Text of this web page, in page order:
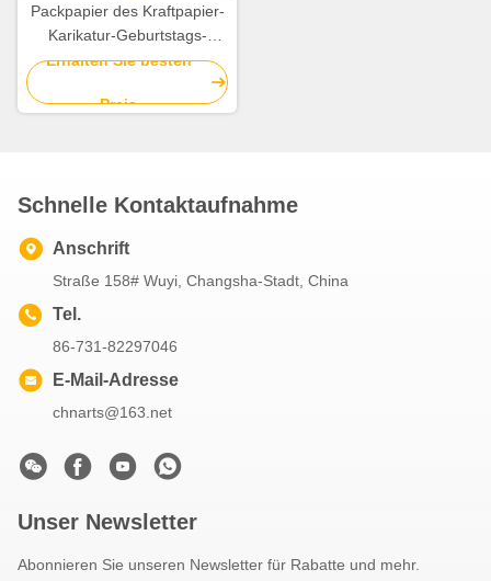
Packpapier des Kraftpapier-
Karikatur-Geburtstags-
Packpapier-Blatt-
Erhalten Sie besten
Preis
Schnelle Kontaktaufnahme
Anschrift
Straße 158# Wuyi, Changsha-Stadt, China
Tel.
86-731-82297046
E-Mail-Adresse
chnarts@163.net
Unser Newsletter
Abonnieren Sie unseren Newsletter für Rabatte und mehr.